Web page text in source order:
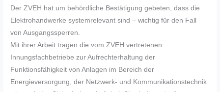
Der ZVEH hat um behördliche Bestätigung gebeten, dass die
Elektrohandwerke systemrelevant sind – wichtig für den Fall
von Ausgangssperren.
Mit ihrer Arbeit tragen die vom ZVEH vertretenen
Innungsfachbetriebe zur Aufrechterhaltung der
Funktionsfähigkeit von Anlagen im Bereich der
Energieversorgung, der Netzwerk- und Kommunikationstechnik